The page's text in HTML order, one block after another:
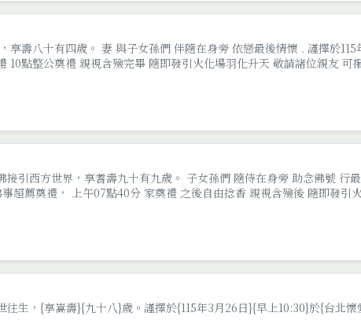
享壽八十有四歲。 妻 與子女孫們 伴隨在身旁 依戀最後情懷 . 謹擇於
10點整公奠禮 親視含殮完畢 隨即發引火化場羽化升天 敬請諸位親友 可
引西方世界，享耆壽九十有九歲。 子女孫們 隨侍在身旁 助念佛號 行
超薦奠禮， 上午07點40分 家奠禮 之後自由捻香 親視含殮後 隨即發引
生，{享嵩壽}{九十八}歲。謹擇於{115年3月26日}{早上10:30}於{台北